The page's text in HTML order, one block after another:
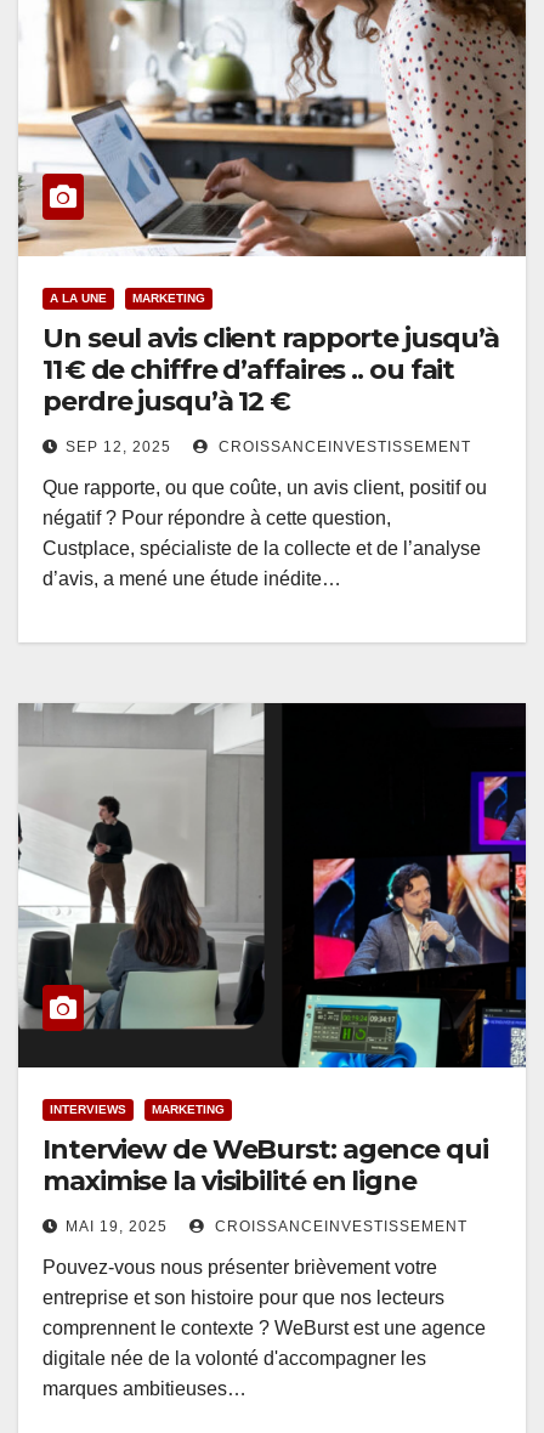
A LA UNE MARKETING
Un seul avis client rapporte jusqu’à
11 € de chiffre d’affaires .. ou fait
perdre jusqu’à 12 €
SEP 12, 2025 CROISSANCEINVESTISSEMENT
Que rapporte, ou que coûte, un avis client, positif ou
négatif ? Pour répondre à cette question,
Custplace, spécialiste de la collecte et de l’analyse
d’avis, a mené une étude inédite…
INTERVIEWS MARKETING
Interview de WeBurst: agence qui
maximise la visibilité en ligne
MAI 19, 2025 CROISSANCEINVESTISSEMENT
Pouvez-vous nous présenter brièvement votre
entreprise et son histoire pour que nos lecteurs
comprennent le contexte ? WeBurst est une agence
digitale née de la volonté d'accompagner les
marques ambitieuses…